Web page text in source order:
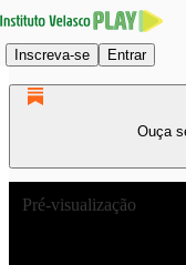
Inscreva-se Entrar
Ouça
Pré-visualização